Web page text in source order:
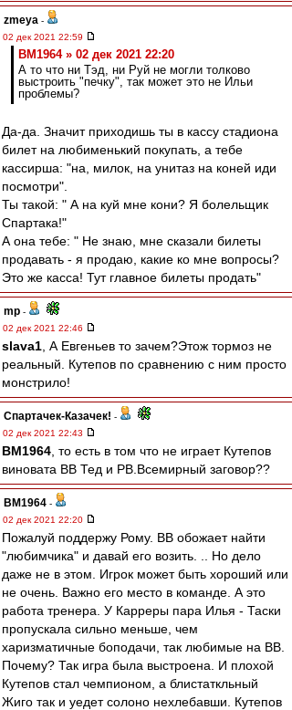
zmeya -
02 дек 2021 22:59
BM1964 » 02 дек 2021 22:20
А то что ни Тэд, ни Руй не могли толково
выстроить "печку", так может это не Ильи
проблемы?
Да-да. Значит приходишь ты в кассу стадиона
билет на любименький покупать, а тебе
кассирша: "на, милок, на унитаз на коней иди
посмотри".
Ты такой: " А на куй мне кони? Я болельщик
Спартака!"
А она тебе: " Не знаю, мне сказали билеты
продавать - я продаю, какие ко мне вопросы?
Это же касса! Тут главное билеты продать"
mp -
02 дек 2021 22:46
slava1 , А Евгеньев то зачем?Этож тормоз не
реальный. Кутепов по сравнению с ним просто
монстрило!
Спартачек-Казачек! -
02 дек 2021 22:43
BM1964 , то есть в том что не играет Кутепов
виновата ВВ Тед и РВ.Всемирный заговор??
BM1964 -
02 дек 2021 22:20
Пожалуй поддержу Рому. ВВ обожает найти
"любимчика" и давай его возить. .. Но дело
даже не в этом. Игрок может быть хороший или
не очень. Важно его место в команде. А это
работа тренера. У Карреры пара Илья - Таски
пропускала сильно меньше, чем
харизматичные боподачи, так любимые на ВВ.
Почему? Так игра была выстроена. И плохой
Кутепов стал чемпионом, а блистаткльный
Жиго так и уедет солоно нехлебавши. Кутепов